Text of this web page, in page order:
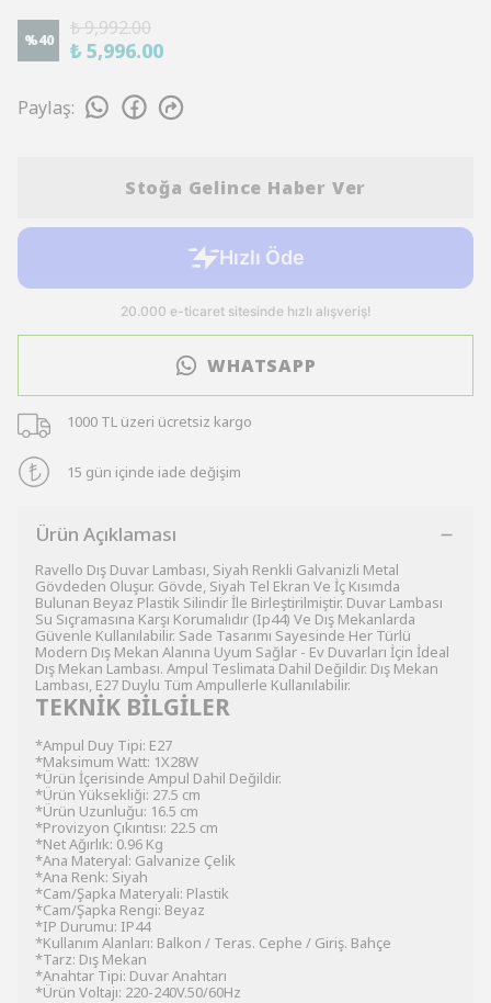
%40
₺ 9,992.00
₺ 5,996.00
Paylaş:
Stoğa Gelince Haber Ver
WHATSAPP
1000 TL üzeri ücretsiz kargo
15 gün içinde iade değişim
Ürün Açıklaması
Ravello Dış Duvar Lambası, Siyah Renkli Galvanizli Metal
Gövdeden Oluşur. Gövde, Siyah Tel Ekran Ve İç Kısımda
Bulunan Beyaz Plastik Silindir İle Birleştirilmiştir. Duvar Lambası
Su Sıçramasına Karşı Korumalıdır (Ip44) Ve Dış Mekanlarda
Güvenle Kullanılabilir. Sade Tasarımı Sayesinde Her Türlü
Modern Dış Mekan Alanına Uyum Sağlar - Ev Duvarları İçin İdeal
Dış Mekan Lambası. Ampul Teslimata Dahil Değildir. Dış Mekan
Lambası, E27 Duylu Tüm Ampullerle Kullanılabilir.
TEKNİK BİLGİLER
*Ampul Duy Tipi: E27
*Maksimum Watt: 1X28W
*Ürün İçerisinde Ampul Dahil Değildir.
*Ürün Yüksekliği: 27.5 cm
*Ürün Uzunluğu: 16.5 cm
*Provizyon Çıkıntısı: 22.5 cm
*Net Ağırlık: 0.96 Kg
*Ana Materyal: Galvanize Çelik
*Ana Renk: Siyah
*Cam/Şapka Materyali: Plastik
*Cam/Şapka Rengi: Beyaz
*IP Durumu: IP44
*Kullanım Alanları: Balkon / Teras. Cephe / Giriş. Bahçe
*Tarz: Dış Mekan
*Anahtar Tipi: Duvar Anahtarı
*Ürün Voltajı: 220-240V.50/60Hz